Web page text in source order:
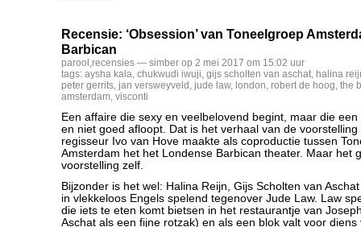
Recensie: ‘Obsession’ van Toneelgroep
Barbican
parool ,recensies — simber op 2 mei 2017 om 15:02 uur
tags: aysha kala, chukwudi iwuji, gijs scholten van aschat, halina
peter gerrits, jan versweyveld , jude law, london, robert de hoog, the
amsterdam, visconti
Een affaire die sexy en veelbelovend begint, maar die
en niet goed afloopt. Dat is het verhaal van de voorstelling
regisseur Ivo van Hove maakte als coproductie tussen
Amsterdam het het Londense Barbican theater. Maar het
voorstelling zelf.
Bijzonder is het wel: Halina Reijn, Gijs Scholten van
in vlekkeloos Engels spelend tegenover Jude Law. Law
die iets te eten komt bietsen in het restaurantje van
Aschat als een fijne rotzak) en als een blok valt voor diens